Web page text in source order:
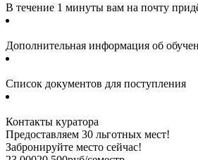
В течение 1 минуты вам на почту
Дополнительная информация об
Список документов для поступления
Контакты куратора
Предоставляем 30 льготных мест!
Забронируйте место сейчас!